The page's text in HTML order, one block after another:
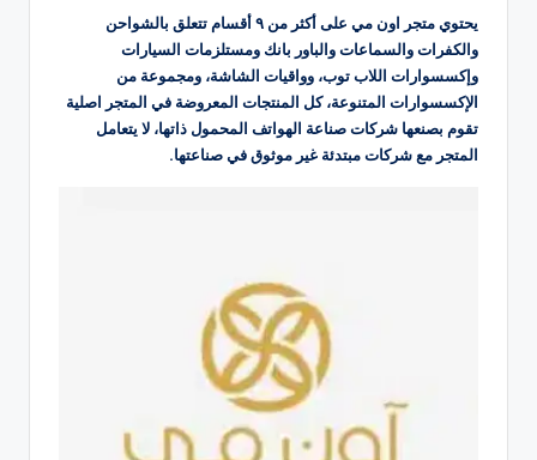
يحتوي متجر اون مي على أكثر من ٩ أقسام تتعلق بالشواحن
والكفرات والسماعات والباور بانك ومستلزمات السيارات
وإكسسوارات اللاب توب، وواقيات الشاشة، ومجموعة من
الإكسسوارات المتنوعة، كل المنتجات المعروضة في المتجر اصلية
تقوم بصنعها شركات صناعة الهواتف المحمول ذاتها، لا يتعامل
المتجر مع شركات مبتدئة غير موثوق في صناعتها.